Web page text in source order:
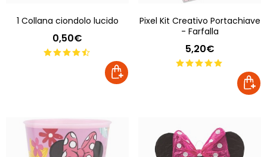
1 Collana ciondolo lucido
0,50€
Pixel Kit Creativo Portachiave
- Farfalla
5,20€